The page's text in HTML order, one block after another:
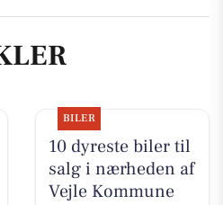
BILER
10 dyreste biler til
salg i nærheden af
Vejle Kommune